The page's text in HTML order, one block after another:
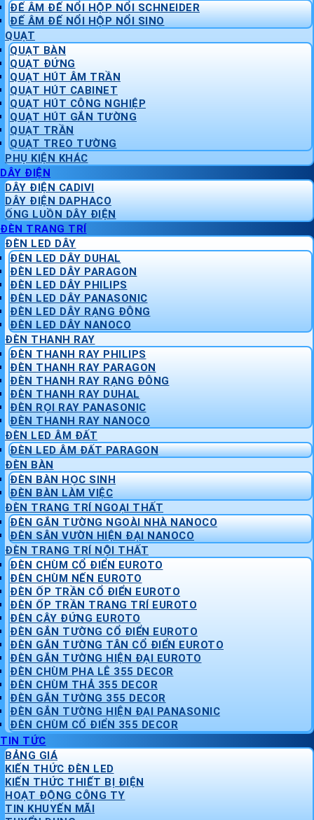
ĐẾ ÂM ĐẾ NỔI HỘP NỔI SCHNEIDER
ĐẾ ÂM ĐẾ NỔI HỘP NỔI SINO
QUẠT
QUẠT BÀN
QUẠT ĐỨNG
QUẠT HÚT ÂM TRẦN
QUẠT HÚT CABINET
QUẠT HÚT CÔNG NGHIỆP
QUẠT HÚT GẮN TƯỜNG
QUẠT TRẦN
QUẠT TREO TƯỜNG
PHỤ KIỆN KHÁC
DÂY ĐIỆN
DÂY ĐIỆN CADIVI
DÂY ĐIỆN DAPHACO
ỐNG LUỒN DÂY ĐIỆN
ĐÈN TRANG TRÍ
ĐÈN LED DÂY
ĐÈN LED DÂY DUHAL
ĐÈN LED DÂY PARAGON
ĐÈN LED DÂY PHILIPS
ĐÈN LED DÂY PANASONIC
ĐÈN LED DÂY RẠNG ĐÔNG
ĐÈN LED DÂY NANOCO
ĐÈN THANH RAY
ĐÈN THANH RAY PHILIPS
ĐÈN THANH RAY PARAGON
ĐÈN THANH RAY RẠNG ĐÔNG
ĐÈN THANH RAY DUHAL
ĐÈN RỌI RAY PANASONIC
ĐÈN THANH RAY NANOCO
ĐÈN LED ÂM ĐẤT
ĐÈN LED ÂM ĐẤT PARAGON
ĐÈN BÀN
ĐÈN BÀN HỌC SINH
ĐÈN BÀN LÀM VIỆC
ĐÈN TRANG TRÍ NGOẠI THẤT
ĐÈN GẮN TƯỜNG NGOÀI NHÀ NANOCO
ĐÈN SÂN VƯỜN HIỆN ĐẠI NANOCO
ĐÈN TRANG TRÍ NỘI THẤT
ĐÈN CHÙM CỔ ĐIỂN EUROTO
ĐÈN CHÙM NẾN EUROTO
ĐÈN ỐP TRẦN CỔ ĐIỂN EUROTO
ĐÈN ỐP TRẦN TRANG TRÍ EUROTO
ĐÈN CÂY ĐỨNG EUROTO
ĐÈN GẮN TƯỜNG CỔ ĐIỂN EUROTO
ĐÈN GẮN TƯỜNG TÂN CỔ ĐIỂN EUROTO
ĐÈN GẮN TƯỜNG HIỆN ĐẠI EUROTO
ĐÈN CHÙM PHA LÊ 355 DECOR
ĐÈN CHÙM THẢ 355 DECOR
ĐÈN GẮN TƯỜNG 355 DECOR
ĐÈN GẮN TƯỜNG HIỆN ĐẠI PANASONIC
ĐÈN CHÙM CỔ ĐIỂN 355 DECOR
TIN TỨC
BẢNG GIÁ
KIẾN THỨC ĐÈN LED
KIẾN THỨC THIẾT BỊ ĐIỆN
HOẠT ĐỘNG CÔNG TY
TIN KHUYẾN MÃI